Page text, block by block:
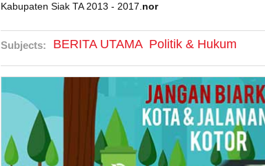
Kabupaten Siak TA 2013 - 2017. nor
Subjects: BERITA UTAMA Politik & Hukum